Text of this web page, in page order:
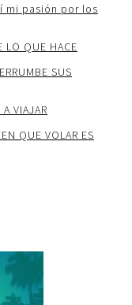
mi pasión por los
LO QUE HACE
SUS
VIAJAR
QUE VOLAR ES